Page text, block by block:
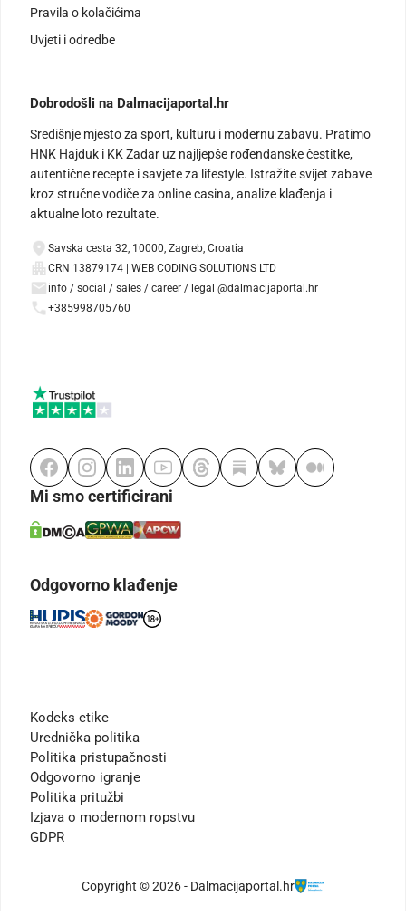
Pravila o kolačićima
Uvjeti i odredbe
Dobrodošli na Dalmacijaportal.hr
Središnje mjesto za sport, kulturu i modernu zabavu. Pratimo
HNK Hajduk i KK Zadar uz najljepše rođendanske čestitke,
autentične recepte i savjete za lifestyle. Istražite svijet zabave
kroz stručne vodiče za online casina, analize klađenja i
aktualne loto rezultate.
Savska cesta 32, 10000, Zagreb, Croatia
CRN 13879174 | WEB CODING SOLUTIONS LTD
info / social / sales / career / legal @dalmacijaportal.hr
+385998705760
Mi smo certificirani
Odgovorno klađenje
Kodeks etike
Urednička politika
Politika pristupačnosti
Odgovorno igranje
Politika pritužbi
Izjava o modernom ropstvu
GDPR
Copyright © 2026 - Dalmacijaportal.hr